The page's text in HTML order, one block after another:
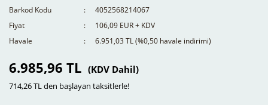
Barkod Kodu
4052568214067
Fiyat
106,09 EUR + KDV
Havale
6.951,03 TL (%0,50 havale indirimi)
6.985,96 TL (KDV Dahil)
714,26 TL den başlayan taksitlerle!